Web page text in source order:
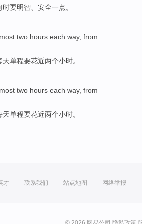
要明智、 安全一点。
two hours each way, from
天单程要花近两个小时。
two hours each way, from
天单程要花近两个小时。
才 联系我们 站点地图 网络举报